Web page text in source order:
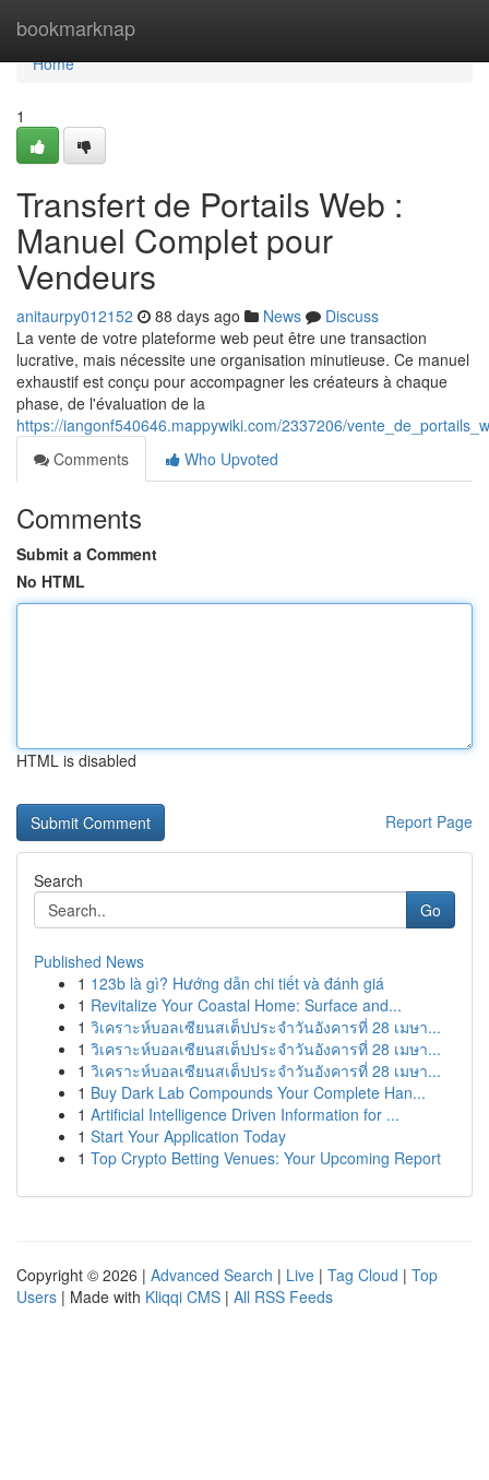
bookmarknap
Home
Home
1
Transfert de Portails Web :
Manuel Complet pour
Vendeurs
anitaurpy012152 88 days ago News
Discuss
La vente de votre plateforme web peut être une transaction
lucrative, mais nécessite une organisation minutieuse. Ce manuel
exhaustif est conçu pour accompagner les créateurs à chaque
phase, de l'évaluation de la
https://iangonf540646.mappywiki.com/2337206/
Comments
Who Upvoted
Comments
Submit a Comment
No HTML
HTML is disabled
Report Page
Search
Go
Published News
1 123b là gì? Hướng dẫn chi tiết và đánh giá
1 Revitalize Your Coastal Home: Surface and...
1 วิเคราะห์บอลเซียนสเต็ปประจำวันอังคารที่ 28 เมษา...
1 วิเคราะห์บอลเซียนสเต็ปประจำวันอังคารที่ 28 เมษา...
1 วิเคราะห์บอลเซียนสเต็ปประจำวันอังคารที่ 28 เมษา...
1 Buy Dark Lab Compounds Your Complete Han...
1 Artificial Intelligence Driven Information for ...
1 Start Your Application Today
1 Top Crypto Betting Venues: Your Upcoming Report
Copyright © 2026 | Advanced Search | Live | Tag Cloud | Top
Users | Made with Kliqqi CMS | All RSS Feeds